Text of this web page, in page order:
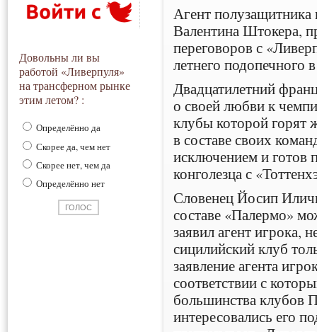
Довольны ли вы
работой «Ливерпуля»
на трансферном рынке
этим летом? :
Определённо да
Скорее да, чем нет
Скорее нет, чем да
Определённо нет
Агент полузащитника
Валентина Штокера,
переговоров с
летнего подопечного
Двадцатилетний
о своей любви к
клубы которой горят
в составе своих
исключением и готов
конголезца с
Словенец Йосип
составе «Палермо»
заявил агент игрока,
сицилийский клуб
заявление агента
соответствии с
большинства клубов
интересовались его